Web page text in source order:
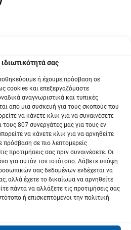
σας
ή έχουμε πρόσβαση σε
cookies και επεξεργαζόμαστε
αναγνωριστικά και τυπικές
από μια συσκευή για τους σκοπούς που
να κάνετε κλικ για να συναινέσετε
807 συνεργάτες μας για τους εν
να κάνετε κλικ για να αρνηθείτε
πρόσβαση σε πιο λεπτομερείς
προτιμήσεις σας πριν συναινέσετε. Οι
για αυτόν τον ιστότοπο. Λάβετε υπόψη
σας δεδομένων ενδέχεται να
αλλά έχετε το δικαίωμα να αρνηθείτε
πάντα να αλλάξετε τις προτιμήσεις σας
ή επισκεπτόμενοι την πολιτική